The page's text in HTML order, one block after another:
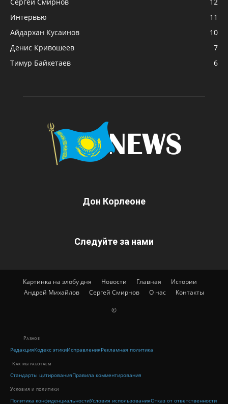
Интервью
11
Айдархан Кусаинов
10
Денис Кривошеев
7
Тимур Байкетаев
6
Дон Корлеоне
Следуйте за нами
Картинка на злобу дня Новости Главная
Истории
Андрей Михайлов
Сергей Смирнов О нас Контакты
©
Разное
РедакцияКодекс этикиИсправленияРекламная политика
Как мы работаем
Стандарты цитированияПравила комментирования
Условия и политики
Политика конфиденциальностиУсловия использованияОтказ от ответственности